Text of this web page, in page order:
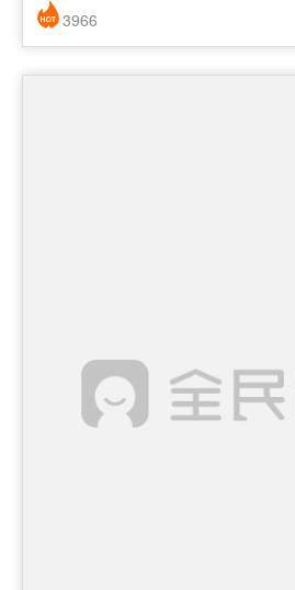
简历风格： 时尚 / 简洁 / 应届生
3966